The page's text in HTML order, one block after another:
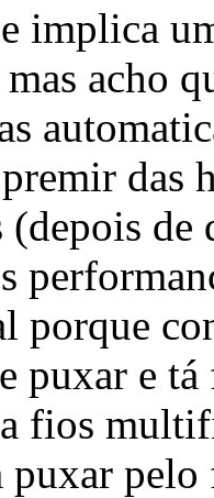
implica
acho
das
(depois de
porque
puxar e
fios
puxar